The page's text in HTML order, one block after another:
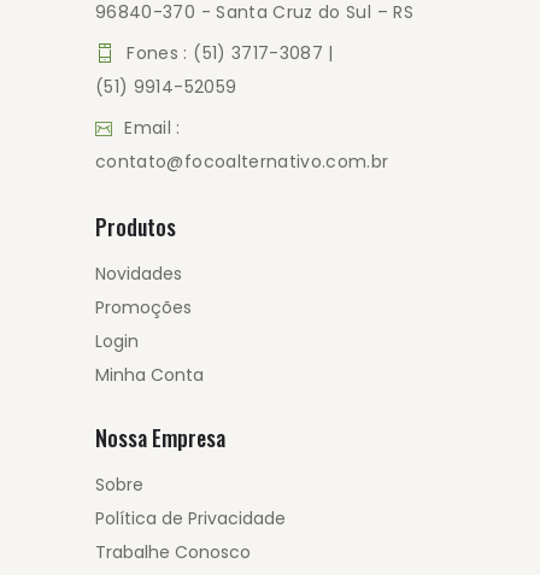
96840-370 - Santa Cruz do Sul – RS
Fones : (51) 3717-3087 |
(51) 9914-52059
Email :
contato@focoalternativo.com.br
Produtos
Novidades
Promoções
Login
Minha Conta
Nossa Empresa
Sobre
Política de Privacidade
Trabalhe Conosco